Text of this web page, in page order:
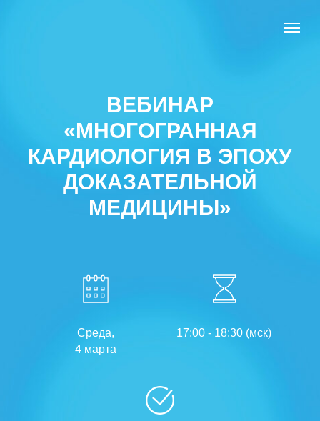
ВЕБИНАР
«МНОГОГРАННАЯ
КАРДИОЛОГИЯ В ЭПОХУ
ДОКАЗАТЕЛЬНОЙ
МЕДИЦИНЫ»
Среда,
4 марта
17:00 - 18:30 (мск)